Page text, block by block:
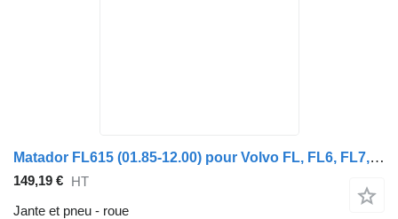
Matador FL615 (01.85-12.00) pour Volvo FL, FL6, FL7, FL10, FL12, FS718 (1985-2005)
149,19 €
HT
Jante et pneu - roue